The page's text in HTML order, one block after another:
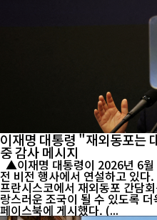
이재명 대통령 "재외동포는
중 감사 메시지
▲이재명 대통령이 2026년 6월 30일 광주에서 열린 첨단산업 발
전 비전 행사에서 연설하고 있
프란시스코에서 재외동포 간담
랑스러운 조국이 될 수 있도록
페이스북에 게시했다. (...